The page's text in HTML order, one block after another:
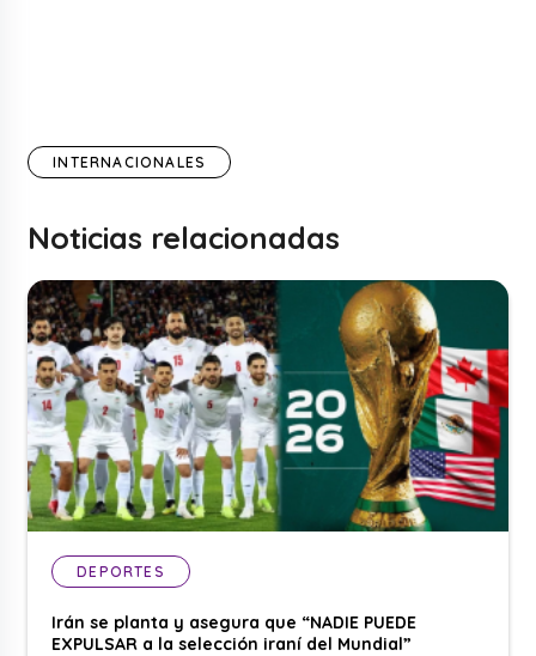
INTERNACIONALES
Noticias relacionadas
DEPORTES
Irán se planta y asegura que “NADIE PUEDE
EXPULSAR a la selección iraní del Mundial”